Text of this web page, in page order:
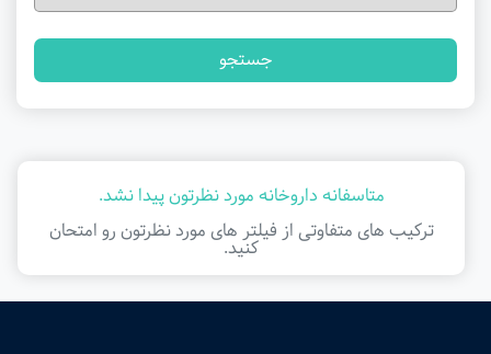
جستجو
متاسفانه داروخانه مورد نظرتون پیدا نشد.
ترکیب های متفاوتی از فیلتر ‌های مورد نظرتون رو امتحان
کنید.